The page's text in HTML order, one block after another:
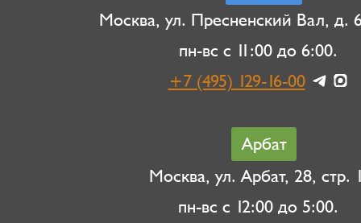
Москва, ул. Пресненский Вал, д.
пн-вс с 11:00 до 6:00.
+7 (495) 129-16-00
Арбат
Москва, ул. Арбат, 28, стр.
пн-вс с 12:00 до 5:00.